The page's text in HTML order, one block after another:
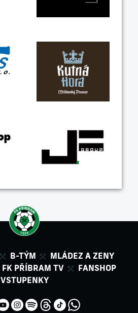
B-TÝM
MLÁDEZ A ZENY
FK PŘÍBRAM TV
FANSHOP
VSTUPENKY